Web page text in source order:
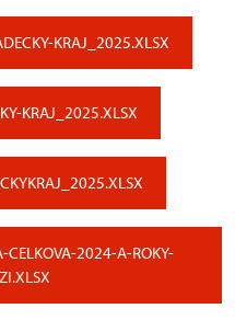
KRAJ_2025.XLSX
KRAJ_2025.XLSX
CELKOVA-2024-A-ROKY-